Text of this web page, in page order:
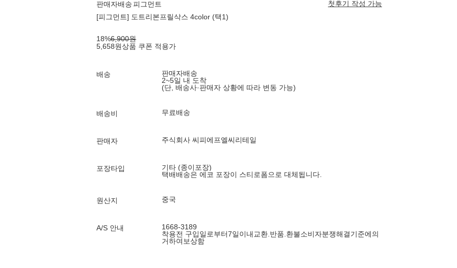
판매자배송피그먼트
첫후기 작성 가능
[피그먼트] 도트리본프릴삭스 4color (택1)
18%6,900원
5,658원상품 쿠폰 적용가
배송
판매자배송
2~5일 내 도착
(단, 배송사·판매자 상황에 따라 변동 가능)
배송비 무료배송
판매자 주식회사 씨피에프엘씨리테일
포장타입
기타 (종이포장)
택배배송은 에코 포장이 스티로폼으로 대체됩니다.
원산지 중국
A/S 안내
1668-3189
착용전 구입일로부터7일이내교환.반품.환불소비자분쟁해결기준에의
거하여보상함